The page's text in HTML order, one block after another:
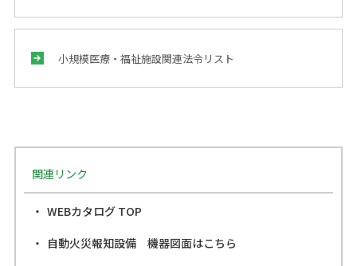
小規模医療・福祉施設関連法令リスト
関連リンク
WEBカタログ TOP
自動火災報知設備 機器図面はこちら